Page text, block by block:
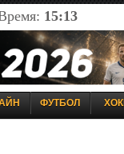
15:13
ФУТБОЛ